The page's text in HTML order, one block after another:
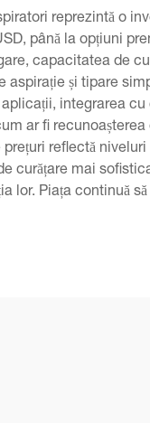
reprezintă o
până la opțiuni
capacitatea de
aspirație și tipare
integrarea cu
ar fi
prețuri reflectă
curățare mai
lor. Piața continuă